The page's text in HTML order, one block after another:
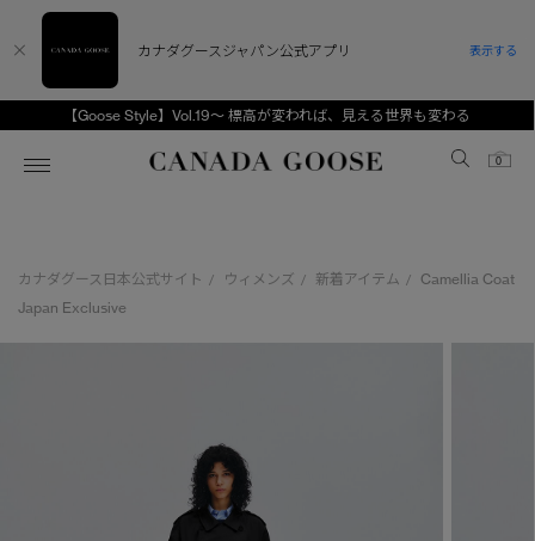
【Goose Style】Vol.19～ 標高が変われば、見える世界も変わる
Canada Goose
0
スプリングコレクション
FW26コレクション
サマー 26 コレクション
FW26コレクション
サマー 26 コレクション
ユース（6＋歳)
コレクション
CANADA GOOSE Generationsは、アウター
ウェアの下取り・再販を通じて、長く愛される製
品の価値を受け継いでいきます。
アーカイブの希少なピースもご覧いただけます。
カナダグース日本公式サイト / ウィメンズ / 新着アイテム /
Camellia Coat
Japan Exclusive
カナダグースジャパン公式アプリ 表示する